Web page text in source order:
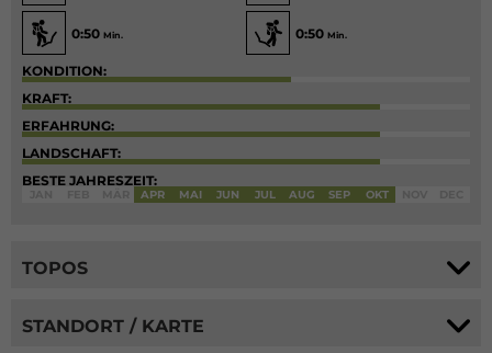
0:50 Min. 0:50 Min.
KONDITION:
KRAFT:
ERFAHRUNG:
LANDSCHAFT:
BESTE JAHRESZEIT:
APR MAI JUN JUL AUG SEP OKT
TOPOS
STANDORT / KARTE